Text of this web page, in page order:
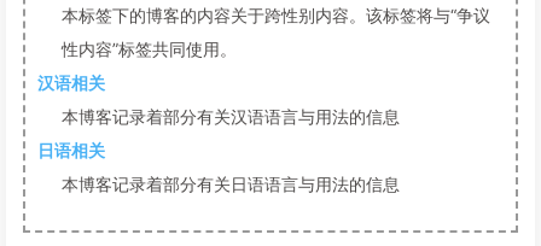
本标签下的博客的内容关于跨性别内容。该标签将与“争议
性内容”标签共同使用。
汉语相关
本博客记录着部分有关汉语语言与用法的信息
日语相关
本博客记录着部分有关日语语言与用法的信息